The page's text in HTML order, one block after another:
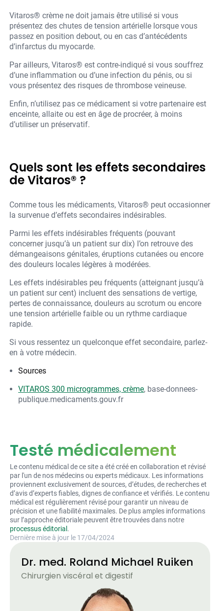
Vitaros® crème ne doit jamais être utilisé si vous
présentez des chutes de tension artérielle lorsque vous
passez en position debout, ou en cas d’antécédents
d’infarctus du myocarde.
Par ailleurs, Vitaros® est contre-indiqué si vous souffrez
d’une inflammation ou d’une infection du pénis, ou si
vous présentez des risques de thrombose veineuse.
Enfin, n’utilisez pas ce médicament si votre partenaire est
enceinte, allaite ou est en âge de procréer, à moins
d’utiliser un préservatif.
Quels sont les effets secondaires
de Vitaros® ?
Comme tous les médicaments, Vitaros® peut occasionner
la survenue d’effets secondaires indésirables.
Parmi les effets indésirables fréquents (pouvant
concerner jusqu’à un patient sur dix) l’on retrouve des
démangeaisons génitales, éruptions cutanées ou encore
des douleurs locales légères à modérées.
Les effets indésirables peu fréquents (atteignant jusqu’à
un patient sur cent) incluent des sensations de vertige,
pertes de connaissance, douleurs au scrotum ou encore
une tension artérielle faible ou un rythme cardiaque
rapide.
Si vous ressentez un quelconque effet secondaire, parlez-
en à votre médecin.
Sources
VITAROS 300 microgrammes, crème, base-donnees-
publique.medicaments.gouv.fr
Testé médicalement
Le contenu médical de ce site a été créé en collaboration et révisé
par l'un de nos médecins ou experts médicaux. Les informations
proviennent exclusivement de sources, d’études, de recherches et
d’avis d’experts fiables, dignes de confiance et vérifiés. Le contenu
médical est régulièrement révisé pour garantir un niveau de
précision et une fiabilité maximales. De plus amples informations
sur l’approche éditoriale peuvent être trouvées dans notre
processus éditorial .
Dernière mise à jour le 17/04/2024
Dr. med. Roland Michael Ruiken
Chirurgien viscéral et digestif